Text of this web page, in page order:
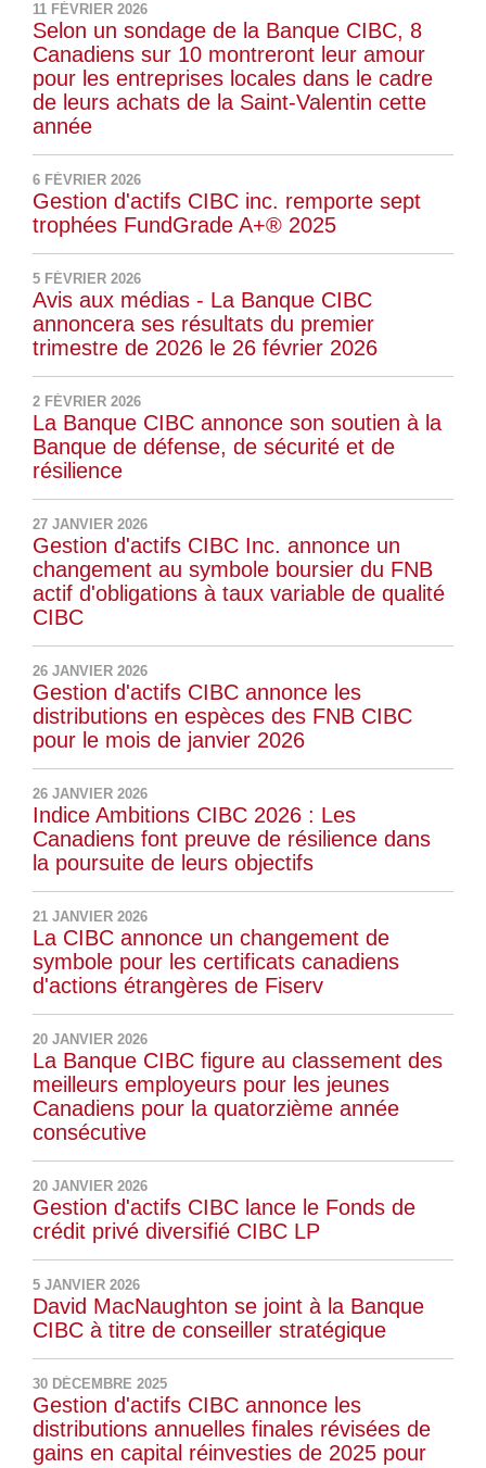
11 FÉVRIER 2026
Selon un sondage de la Banque CIBC, 8
Canadiens sur 10 montreront leur amour
pour les entreprises locales dans le cadre
de leurs achats de la Saint-Valentin cette
année
6 FÉVRIER 2026
Gestion d'actifs CIBC inc. remporte sept
trophées FundGrade A+® 2025
5 FÉVRIER 2026
Avis aux médias - La Banque CIBC
annoncera ses résultats du premier
trimestre de 2026 le 26 février 2026
2 FÉVRIER 2026
La Banque CIBC annonce son soutien à la
Banque de défense, de sécurité et de
résilience
27 JANVIER 2026
Gestion d'actifs CIBC Inc. annonce un
changement au symbole boursier du FNB
actif d'obligations à taux variable de qualité
CIBC
26 JANVIER 2026
Gestion d'actifs CIBC annonce les
distributions en espèces des FNB CIBC
pour le mois de janvier 2026
26 JANVIER 2026
Indice Ambitions CIBC 2026 : Les
Canadiens font preuve de résilience dans
la poursuite de leurs objectifs
21 JANVIER 2026
La CIBC annonce un changement de
symbole pour les certificats canadiens
d'actions étrangères de Fiserv
20 JANVIER 2026
La Banque CIBC figure au classement des
meilleurs employeurs pour les jeunes
Canadiens pour la quatorzième année
consécutive
20 JANVIER 2026
Gestion d'actifs CIBC lance le Fonds de
crédit privé diversifié CIBC LP
5 JANVIER 2026
David MacNaughton se joint à la Banque
CIBC à titre de conseiller stratégique
30 DÉCEMBRE 2025
Gestion d'actifs CIBC annonce les
distributions annuelles finales révisées de
gains en capital réinvesties de 2025 pour